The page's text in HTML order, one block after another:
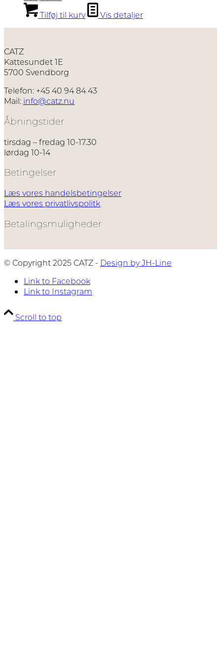
Tilføj til kurv
Vis detaljer
CATZ
Kattesundet 1E
5700 Svendborg
Telefon: +45 40 94 84 43
Mail: info@catz.nu
Åbningstider
tirsdag – fredag 10-17.30
lørdag 10-14
Betingelser
Læs vores handelsbetingelser
Læs vores privatlivspolitk
Betalingsmuligheder
© Copyright 2025 CATZ - Design by JH-Line
Link to Facebook
Link to Instagram
Scroll to top